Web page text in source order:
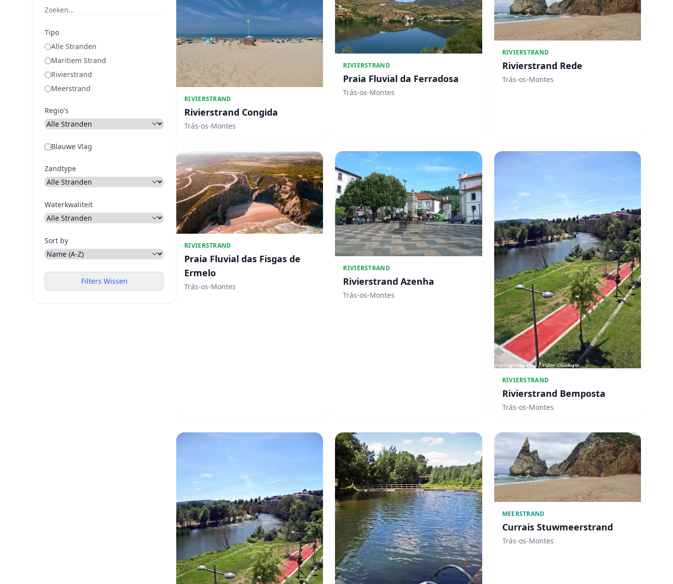
Tipo
Alle Stranden
Maritiem Strand
Rivierstrand
Meerstrand
Regio's
Blauwe Vlag
Zandtype
Waterkwaliteit
Sort by
Filters Wissen
RIVIERSTRAND
Rivierstrand Congida
Trás-os-Montes
RIVIERSTRAND
Praia Fluvial da Ferradosa
Trás-os-Montes
RIVIERSTRAND
Rivierstrand Rede
Trás-os-Montes
RIVIERSTRAND
Praia Fluvial das Fisgas de
Ermelo
Trás-os-Montes
RIVIERSTRAND
Rivierstrand Azenha
Trás-os-Montes
RIVIERSTRAND
Rivierstrand Bemposta
Trás-os-Montes
MEERSTRAND
Currais Stuwmeerstrand
Trás-os-Montes